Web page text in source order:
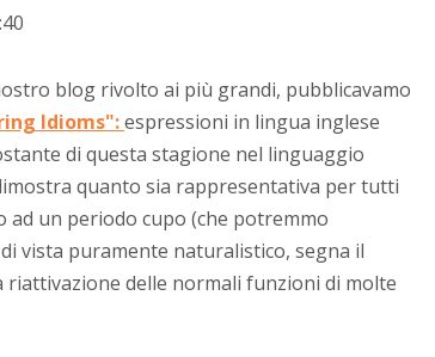
blog rivolto ai più grandi, pubblicavamo
Idioms":espressioni in lingua inglese
di questa stagione nel linguaggio
quanto sia rappresentativa per tutti
ad un periodo cupo (che potremmo
vista puramente naturalistico, segna il
delle normali funzioni di molte